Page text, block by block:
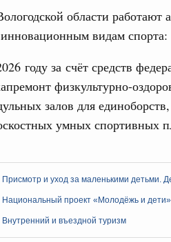
области работают
видам
году за счёт средств
физкультурно-
залов для
умных спортивных
Присмотр и уход за маленькими детьми.
Национальный проект «Молодёжь и дети»
Внутренний и въездной туризм
провёл заседание
чрезвычайной
профессиональное образование
Установлен
колледжей и
экономический союз.
Оверчука по